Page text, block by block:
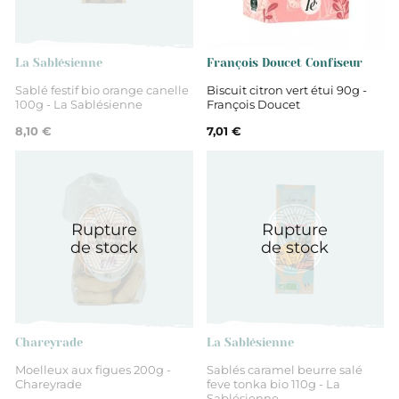
La Sablésienne
Sablé festif bio orange canelle
100g - La Sablésienne
8,10 €
François Doucet Confiseur
Biscuit citron vert étui 90g -
François Doucet
7,01 €
Rupture
de stock
Chareyrade
Moelleux aux figues 200g -
Chareyrade
Rupture
de stock
La Sablésienne
Sablés caramel beurre salé
feve tonka bio 110g - La